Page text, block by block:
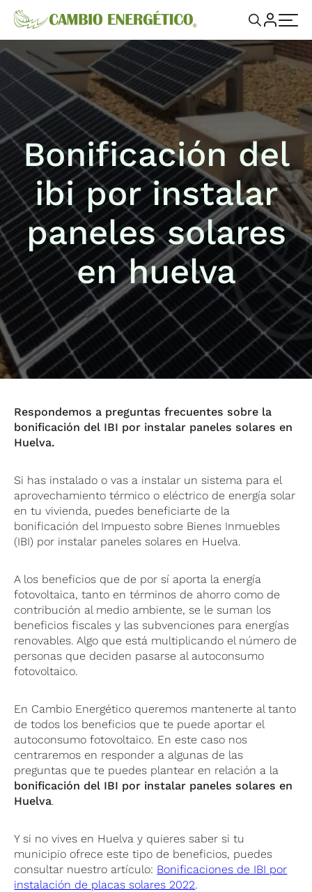
Bonificación del
ibi por instalar
paneles solares
en huelva
Respondemos a preguntas frecuentes sobre la
bonificación del IBI por instalar paneles solares en
Huelva.
Si has instalado o vas a instalar un sistema para el
aprovechamiento térmico o eléctrico de energía solar
en tu vivienda, puedes beneficiarte de la
bonificación del Impuesto sobre Bienes Inmuebles
(IBI) por instalar paneles solares en Huelva.
A los beneficios que de por sí aporta la energía
fotovoltaica, tanto en términos de ahorro como de
contribución al medio ambiente, se le suman los
beneficios fiscales y las subvenciones para energías
renovables. Algo que está multiplicando el número de
personas que deciden pasarse al autoconsumo
fotovoltaico.
En Cambio Energético queremos mantenerte al tanto
de todos los beneficios que te puede aportar el
autoconsumo fotovoltaico. En este caso nos
centraremos en responder a algunas de las
preguntas que te puedes plantear en relación a la
bonificación del IBI por instalar paneles solares en
Huelva.
Y si no vives en Huelva y quieres saber si tu
municipio ofrece este tipo de beneficios, puedes
consultar nuestro artículo: Bonificaciones de IBI por
instalación de placas solares 2022.